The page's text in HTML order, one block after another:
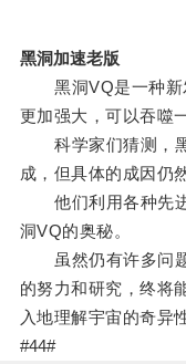
黑洞加速老版
黑洞VQ是一种新
更加强大，可以吞噬
科学家们猜测，黑
成，但具体的成因仍
他们利用各种先进
洞VQ的奥秘。
虽然仍有许多问题
的努力和研究，终将
入地理解宇宙的奇异
#44#